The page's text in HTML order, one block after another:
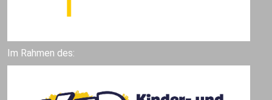
Im Rahmen des: